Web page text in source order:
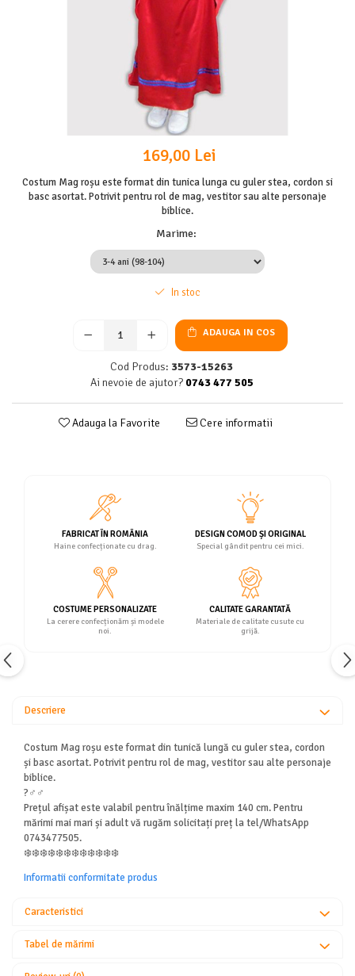
169,00 Lei
Costum Mag roșu este format din tunica lunga cu guler stea, cordon si
basc asortat. Potrivit pentru rol de mag, vestitor sau alte personaje
biblice.
Marime:
In stoc
ADAUGA IN COS
Cod Produs: 3573-15263
Ai nevoie de ajutor? 0743 477 505
Adauga la Favorite Cere informatii
FABRICAT ÎN ROMÂNIA
Haine confecționate cu drag.
DESIGN COMOD ȘI ORIGINAL
Special gândit pentru cei mici.
COSTUME PERSONALIZATE
La cerere confecționăm și modele
noi.
CALITATE GARANTATĂ
Materiale de calitate cusute cu
grijă.
Descriere
Costum Mag roșu este format din tunică lungă cu guler stea, cordon
și basc asortat. Potrivit pentru rol de mag, vestitor sau alte personaje
biblice.
?‍♂️‍♂️
Prețul afișat este valabil pentru înălțime maxim 140 cm. Pentru
mărimi mai mari și adult vă rugăm solicitați preț la tel/WhatsApp
0743477505.
❄️❄️❄️❄️❄️❄️❄️❄️❄️❄️❄️❄️
Informatii conformitate produs
Caracteristici
Tabel de mărimi